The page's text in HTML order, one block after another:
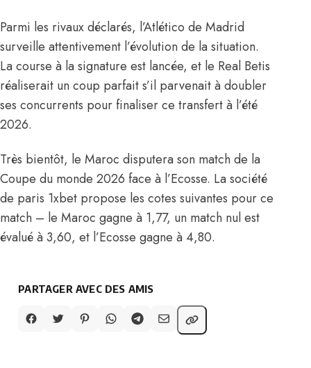
Parmi les rivaux déclarés, l’Atlético de Madrid
surveille attentivement l’évolution de la situation.
La course à la signature est lancée, et le Real Betis
réaliserait un coup parfait s’il parvenait à doubler
ses concurrents pour finaliser ce transfert à l’été
2026.
Très bientôt, le Maroc disputera son match de la
Coupe du monde 2026 face à l’Ecosse. La société
de paris 1xbet propose les cotes suivantes pour ce
match – le Maroc gagne à 1,77, un match nul est
évalué à 3,60, et l’Ecosse gagne à 4,80.
PARTAGER AVEC DES AMIS